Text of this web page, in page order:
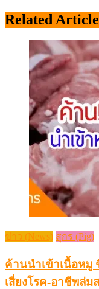
Related
ข่าว (News) สุกร (Pig)
ค้านนำเข้าเนื้อหมู
เสี่ยงโรค-อาชีพล่ม